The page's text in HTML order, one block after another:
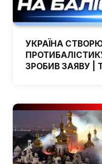
УКРАЇНА
ЗРОБИВ ЗАЯВУ |